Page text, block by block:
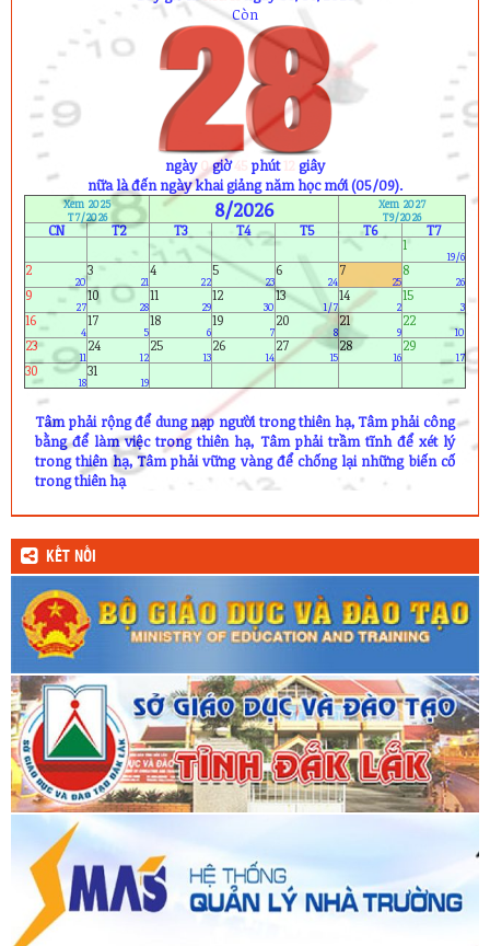
6) Bùi Lâm Bảo Ngọc (12A11)
Sinh nhật ngày mai (9/8) :
1) Phạm Dạ Thảo (11A4)
2) Kiều Thị Xuân Thư (12A2)
3) Ngô Xuân Khoa (12A8)
4) Phạm Trung Nguyên (12A10)
ngày giờ45phút 11giây
nữa là đến ngày khai giảng năm học mới (05/09).
T7/2026
8/2026
T9/2026
CN T2 T3 T4 T5 T6
T7
1
19/6
2 3 4
22
5
23
6 7 8
26
9
27
10 11 12 13 14 15
16 17 18 19 20 21 22
23 24 25 26 27
15
28 29
17
30 31
Tâm phải rộng để dung nạp người trong thiên hạ, Tâm phải công
bằng để làm việc trong thiên hạ, Tâm phải trầm tĩnh để xét lý
trong thiên hạ, Tâm phải vững vàng để chống lại những biến cố
trong thiên hạ